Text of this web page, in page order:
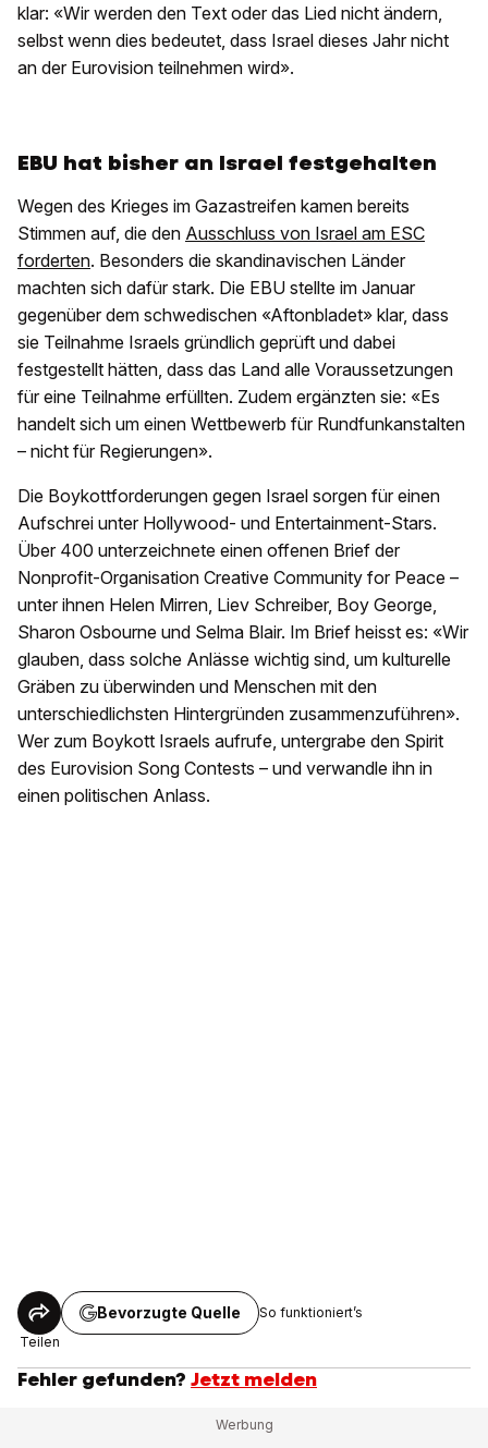
klar: «Wir werden den Text oder das Lied nicht ändern,
selbst wenn dies bedeutet, dass Israel dieses Jahr nicht
an der Eurovision teilnehmen wird».
EBU hat bisher an Israel festgehalten
Wegen des Krieges im Gazastreifen kamen bereits
Stimmen auf, die den Ausschluss von Israel am ESC
forderten. Besonders die skandinavischen Länder
machten sich dafür stark. Die EBU stellte im Januar
gegenüber dem schwedischen «Aftonbladet» klar, dass
sie Teilnahme Israels gründlich geprüft und dabei
festgestellt hätten, dass das Land alle Voraussetzungen
für eine Teilnahme erfüllten. Zudem ergänzten sie: «Es
handelt sich um einen Wettbewerb für Rundfunkanstalten
– nicht für Regierungen».
Die Boykottforderungen gegen Israel sorgen für einen
Aufschrei unter Hollywood- und Entertainment-Stars.
Über 400 unterzeichnete einen offenen Brief der
Nonprofit-Organisation Creative Community for Peace –
unter ihnen Helen Mirren, Liev Schreiber, Boy George,
Sharon Osbourne und Selma Blair. Im Brief heisst es: «Wir
glauben, dass solche Anlässe wichtig sind, um kulturelle
Gräben zu überwinden und Menschen mit den
unterschiedlichsten Hintergründen zusammenzuführen».
Wer zum Boykott Israels aufrufe, untergrabe den Spirit
des Eurovision Song Contests – und verwandle ihn in
einen politischen Anlass.
Teilen
Bevorzugte Quelle So funktioniert’s
Fehler gefunden? Jetzt melden